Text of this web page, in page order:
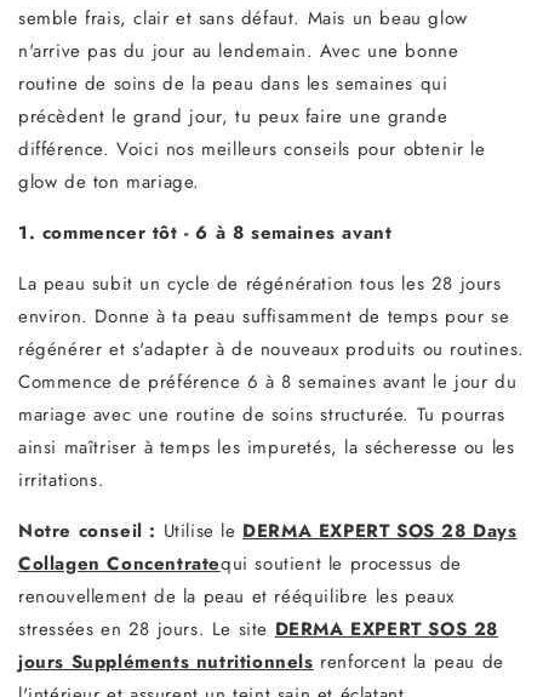
semble frais, clair et sans défaut. Mais un beau glow
n'arrive pas du jour au lendemain. Avec une bonne
routine de soins de la peau dans les semaines qui
précèdent le grand jour, tu peux faire une grande
différence. Voici nos meilleurs conseils pour obtenir le
glow de ton mariage.
1. commencer tôt - 6 à 8 semaines avant
La peau subit un cycle de régénération tous les 28 jours
environ. Donne à ta peau suffisamment de temps pour se
régénérer et s'adapter à de nouveaux produits ou routines.
Commence de préférence 6 à 8 semaines avant le jour du
mariage avec une routine de soins structurée. Tu pourras
ainsi maîtriser à temps les impuretés, la sécheresse ou les
irritations.
Notre conseil : Utilise le DERMA EXPERT SOS 28 Days
Collagen Concentratequi soutient le processus de
renouvellement de la peau et rééquilibre les peaux
stressées en 28 jours. Le site DERMA EXPERT SOS 28
jours Suppléments nutritionnels renforcent la peau de